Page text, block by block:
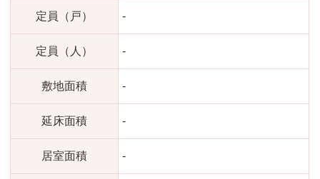
定員（戸） -
定員（人） -
敷地面積 -
延床面積 -
居室面積 -